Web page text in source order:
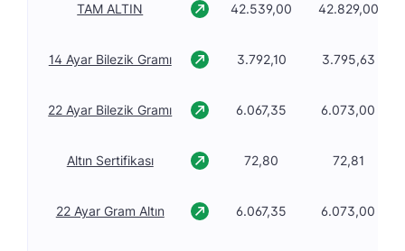
TAM ALTIN 42.539,00 42.829,00
14 Ayar Bilezik Gramı 3.792,10 3.795,63
22 Ayar Bilezik Gramı 6.067,35 6.073,00
Altın Sertifikası 72,80 72,81
22 Ayar Gram Altın 6.067,35 6.073,00